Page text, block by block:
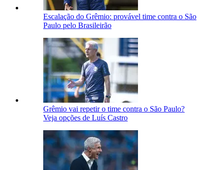
Escalação do Grêmio: provável time contra o São
Paulo pelo Brasileirão
Grêmio vai repetir o time contra o São Paulo?
Veja opções de Luís Castro